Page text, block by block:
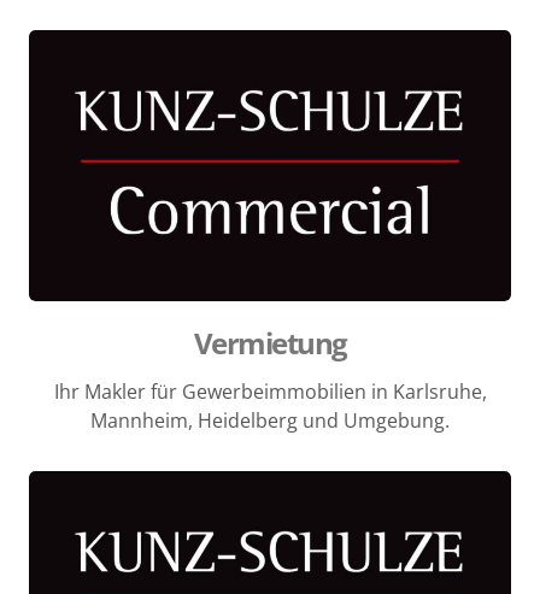
Vermietung
Ihr Makler für Gewerbeimmobilien in Karlsruhe,
Mannheim, Heidelberg und Umgebung.